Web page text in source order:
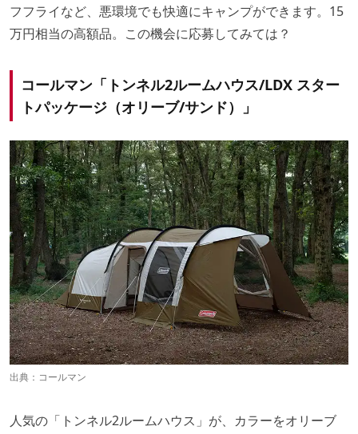
フフライなど、悪環境でも快適にキャンプができます。15
万円相当の高額品。この機会に応募してみては？
コールマン「トンネル2ルームハウス/LDX スター
トパッケージ（オリーブ/サンド）」
出典： コールマン
人気の「トンネル2ルームハウス」が、カラーをオリーブ